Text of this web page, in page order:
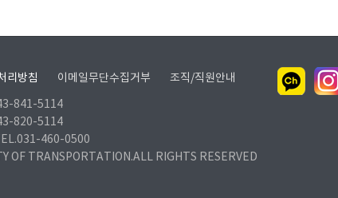
리방침 이메일무단수집거부 조직/직원안내
841-5114
820-5114
460-0500
OF TRANSPORTATION.ALL RIGHTS RESERVED